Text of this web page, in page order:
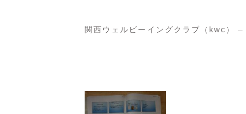
関西ウェルビーイングクラブ（kwc）